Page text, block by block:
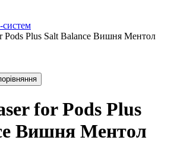
систем
Pods Plus Salt Balance Вишня Ментол
for Pods Plus
Вишня Ментол